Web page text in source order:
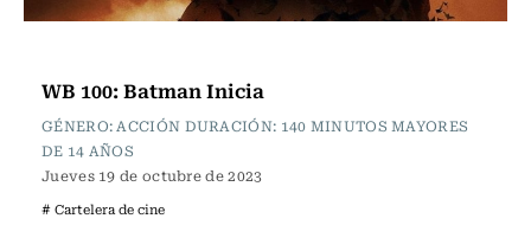
WB 100: Batman Inicia
GÉNERO: ACCIÓN DURACIÓN: 140 MINUTOS MAYORES
DE 14 AÑOS
Jueves 19 de octubre de 2023
# Cartelera de cine